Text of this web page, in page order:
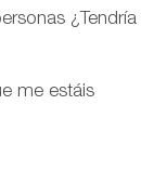
¿Tendría
me estáis